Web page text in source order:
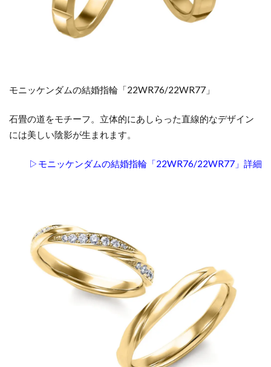
モニッケンダムの結婚指輪「22WR76/22WR77」
石畳の道をモチーフ。立体的にあしらった直線的なデザイン
には美しい陰影が生まれます。
▷モニッケンダムの結婚指輪「22WR76/22WR77」詳細